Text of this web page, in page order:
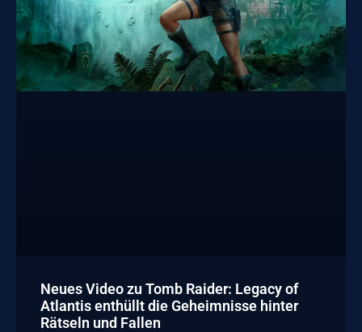
Neues Video zu Tomb Raider: Legacy of
Atlantis enthüllt die Geheimnisse hinter
Rätseln und Fallen